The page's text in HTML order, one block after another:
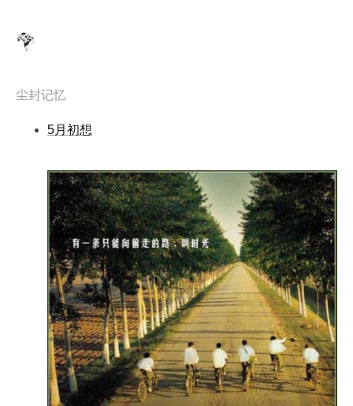
尘封记忆
5月初想